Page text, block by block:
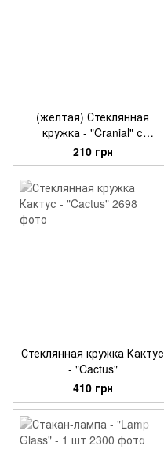
(желтая) Стеклянная
кружка - "Cranial" с
трубочкой
210 грн
Стеклянная кружка Кактус
- "Cactus"
410 грн